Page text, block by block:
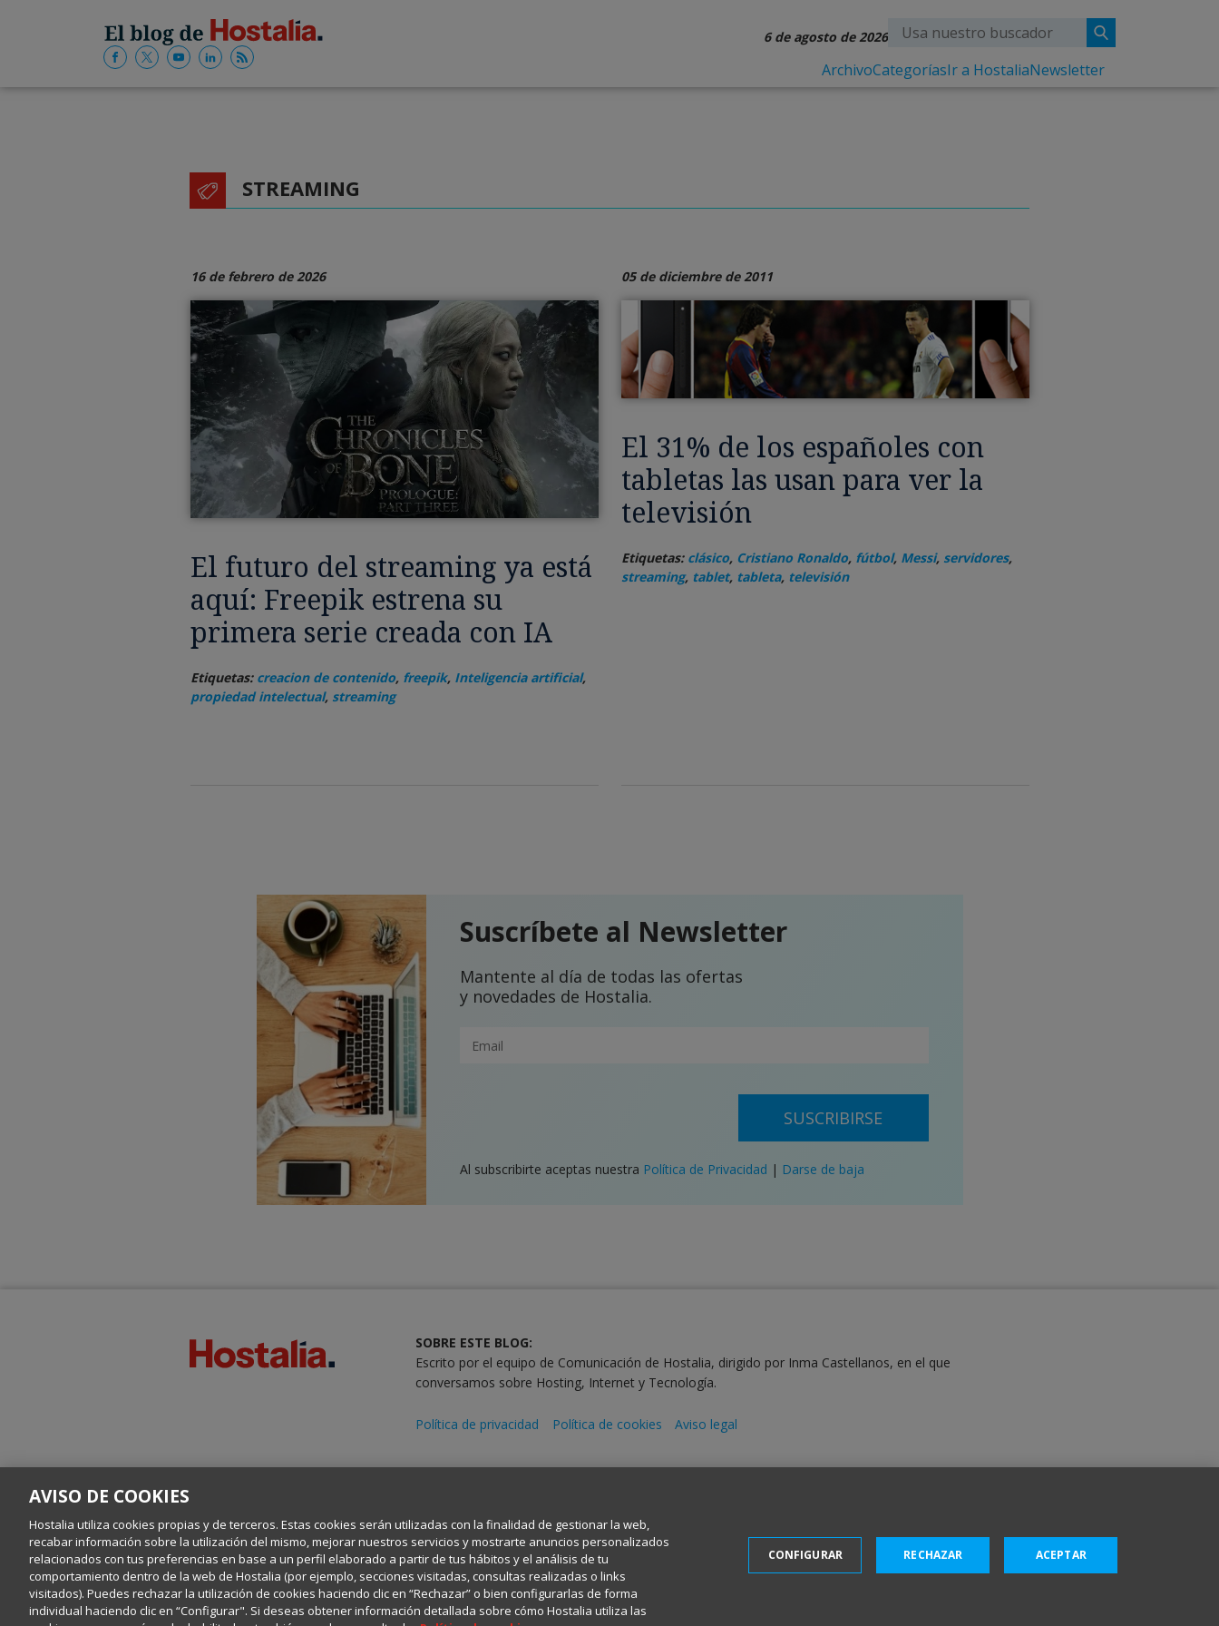
6 de agosto de 2026
ArchivoCategoríasIr a HostaliaNewsletter
STREAMING
16 de febrero de 2026
El futuro del streaming ya está
aquí: Freepik estrena su
primera serie creada con IA
Etiquetas: creacion de contenido, freepik, Inteligencia artificial,
propiedad intelectual, streaming
05 de diciembre de 2011
El 31% de los españoles con
tabletas las usan para ver la
televisión
Etiquetas: clásico, Cristiano Ronaldo, fútbol, Messi, servidores,
streaming, tablet, tableta, televisión
Suscríbete al Newsletter
Mantente al día de todas las ofertas
y novedades de Hostalia.
SUSCRIBIRSE
Al subscribirte aceptas nuestra Política de Privacidad | Darse de baja
SOBRE ESTE BLOG:
Escrito por el equipo de Comunicación de Hostalia, dirigido por Inma Castellanos, en el que
conversamos sobre Hosting, Internet y Tecnología.
Política de privacidad Política de cookies Aviso legal
Todos los Derechos Reservados
AVISO DE COOKIES
Hostalia utiliza cookies propias y de terceros. Estas cookies serán utilizadas con la finalidad de gestionar la web,
recabar información sobre la utilización del mismo, mejorar nuestros servicios y mostrarte anuncios personalizados
relacionados con tus preferencias en base a un perfil elaborado a partir de tus hábitos y el análisis de tu
comportamiento dentro de la web de Hostalia (por ejemplo, secciones visitadas, consultas realizadas o links
visitados). Puedes rechazar la utilización de cookies haciendo clic en “Rechazar” o bien configurarlas de forma
individual haciendo clic en “Configurar". Si deseas obtener información detallada sobre cómo Hostalia utiliza las
CONFIGURAR RECHAZAR ACEPTAR